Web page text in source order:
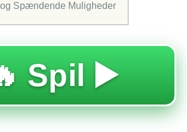
Spændende Muligheder
Spil ▶️